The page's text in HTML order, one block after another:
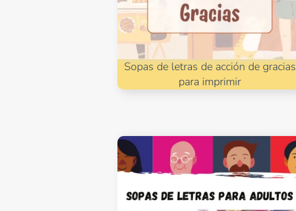
Sopas de letras de acción de gracias
para imprimir